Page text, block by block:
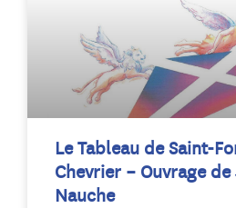
Le Tableau de Saint-
Chevrier – Ouvrage de
Nauche